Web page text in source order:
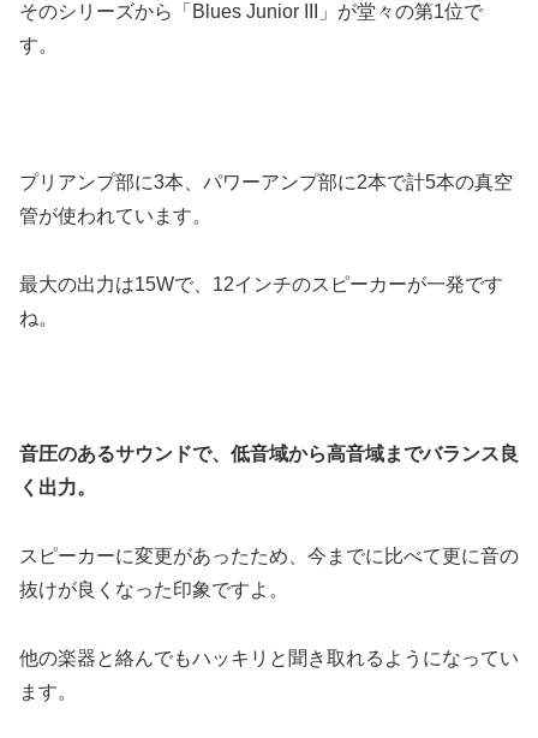
そのシリーズから「Blues Junior III」が堂々の第1位で
す。
プリアンプ部に3本、パワーアンプ部に2本で計5本の真空
管が使われています。
最大の出力は15Wで、12インチのスピーカーが一発です
ね。
音圧のあるサウンドで、低音域から高音域までバランス良
く出力。
スピーカーに変更があったため、今までに比べて更に音の
抜けが良くなった印象ですよ。
他の楽器と絡んでもハッキリと聞き取れるようになってい
ます。